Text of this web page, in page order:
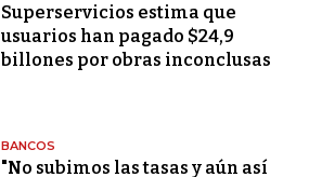
Superservicios estima que
usuarios han pagado $24,9
billones por obras inconclusas
BANCOS
"No subimos las tasas y aún así